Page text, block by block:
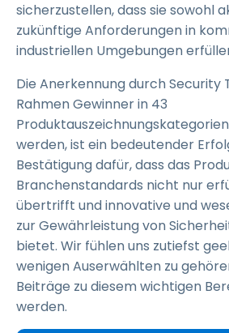
sicherzustellen, dass sie sowohl
zukünftige Anforderungen in
industriellen Umgebungen
Die Anerkennung durch Security
Rahmen Gewinner in 43
werden, ist ein bedeutender
Bestätigung dafür, dass das
Branchenstandards nicht nur
übertrifft und innovative und
zur Gewährleistung von
bietet. Wir fühlen uns zutiefst
wenigen Auserwählten zu
Beiträge zu diesem wichtigen
werden.